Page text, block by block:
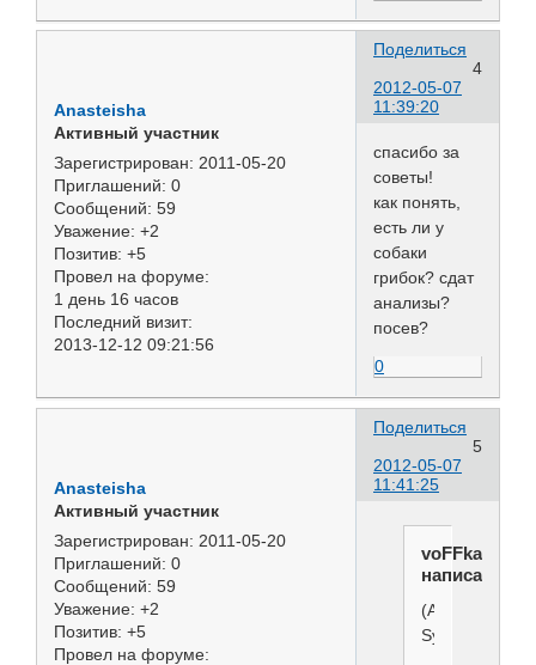
Поделиться
4
2012-05-07
11:39:20
Anasteisha
Активный участник
Зарегистрирован: 2011-05-20
Приглашений: 0
Сообщений: 59
Уважение: +2
Позитив: +5
Провел на форуме:
1 день 16 часов
Последний визит:
2013-12-12 09:21:56
спасибо за
советы!
как понять,
есть ли у
собаки
грибок? сдат
анализы?
посев?
0
Поделиться
5
2012-05-07
11:41:25
Anasteisha
Активный участник
Зарегистрирован: 2011-05-20
Приглашений: 0
Сообщений: 59
Уважение: +2
Позитив: +5
Провел на форуме:
voFFka
написал(а):
(All
Systems)